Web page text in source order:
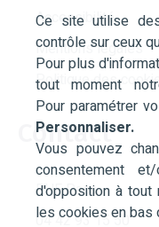
Ce site utilise
contrôle sur ceux
Pour plus
tout moment
Pour paramétrer
Personnaliser.
Vous pouvez
consentement
d'opposition à tout
les cookies en bas
Accessibilité
Mentions légales
Politique des
Contact
RHF Paca
04 42 93 15 50